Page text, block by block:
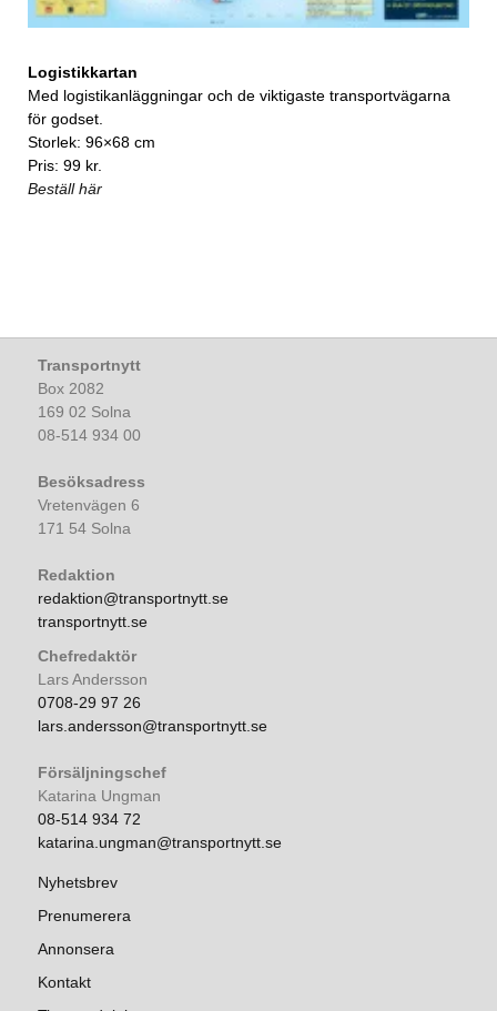
Logistikkartan
Med logistikanläggningar och de viktigaste transportvägarna
för godset.
Storlek: 96×68 cm
Pris: 99 kr.
Beställ här
Transportnytt
Box 2082
169 02 Solna
08-514 934 00
Besöksadress
Vretenvägen 6
171 54 Solna
Redaktion
redaktion@transportnytt.se
transportnytt.se
Chefredaktör
Lars Andersson
0708-29 97 26
lars.andersson@transportnytt.se
Försäljningschef
Katarina Ungman
08-514 934 72
katarina.ungman@transportnytt.se
Nyhetsbrev
Prenumerera
Annonsera
Kontakt